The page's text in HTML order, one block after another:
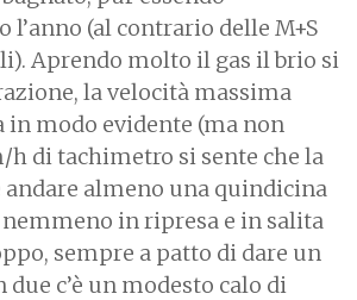
(al contrario delle M+S
Aprendo molto il gas il brio si
la velocità massima
modo evidente (ma non
h di tachimetro si sente che la
andare almeno una quindicina
in ripresa e in salita
sempre a patto di dare un
due c’è un modesto calo di